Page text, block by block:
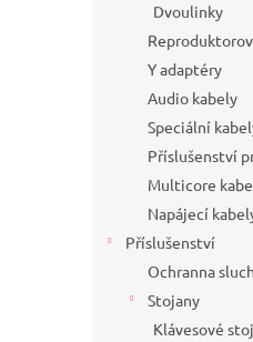
Dvoulinky
Y adaptéry
Audio kabely
Speciální
Příslušenství
Multicore
Napájecí
Příslušenství
Ochranna
Stojany
Klávesové